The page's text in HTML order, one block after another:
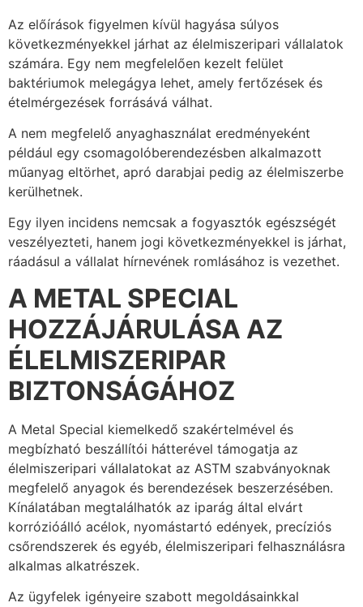
Az előírások figyelmen kívül hagyása súlyos
következményekkel járhat az élelmiszeripari vállalatok
számára. Egy nem megfelelően kezelt felület
baktériumok melegágya lehet, amely fertőzések és
ételmérgezések forrásává válhat.
A nem megfelelő anyaghasználat eredményeként
például egy csomagolóberendezésben alkalmazott
műanyag eltörhet, apró darabjai pedig az élelmiszerbe
kerülhetnek.
Egy ilyen incidens nemcsak a fogyasztók egészségét
veszélyezteti, hanem jogi következményekkel is járhat,
ráadásul a vállalat hírnevének romlásához is vezethet.
A METAL SPECIAL
HOZZÁJÁRULÁSA AZ
ÉLELMISZERIPAR
BIZTONSÁGÁHOZ
A Metal Special kiemelkedő szakértelmével és
megbízható beszállítói hátterével támogatja az
élelmiszeripari vállalatokat az ASTM szabványoknak
megfelelő anyagok és berendezések beszerzésében.
Kínálatában megtalálhatók az iparág által elvárt
korrózióálló acélok, nyomástartó edények, precíziós
csőrendszerek és egyéb, élelmiszeripari felhasználásra
alkalmas alkatrészek.
Az ügyfelek igényeire szabott megoldásainkkal